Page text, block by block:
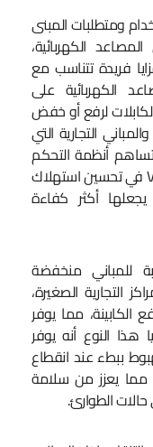
ومتطلبات المبنى
الكهربائية،
فريدة تتناسب مع
الكهربائية على
لرفع أو خفض
التجارية التي
أنظمة التحكم
الحديثة مثل VFD (Variable Frequency Drive) في تحسين استهلاك
يجعلها أكثر كفاءة
للمباني منخفضة
التجارية الصغيرة،
مما يوفر
هذا النوع أنه يوفر
ببطء عند انقطاع
مما يعزز من سلامة
الطوارئ.